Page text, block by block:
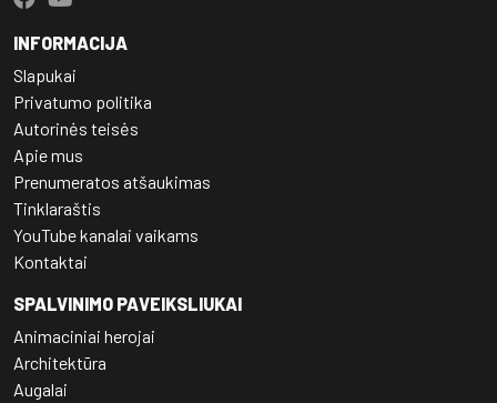
INFORMACIJA
Slapukai
Privatumo politika
Autorinės teisės
Apie mus
Prenumeratos atšaukimas
Tinklaraštis
YouTube kanalai vaikams
Kontaktai
SPALVINIMO PAVEIKSLIUKAI
Animaciniai herojai
Architektūra
Augalai